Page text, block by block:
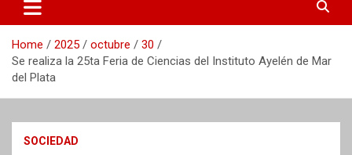
Home 2025 octubre
30
Se realiza la 25ta Feria de Ciencias del Instituto Ayelén de Mar
del Plata
SOCIEDAD